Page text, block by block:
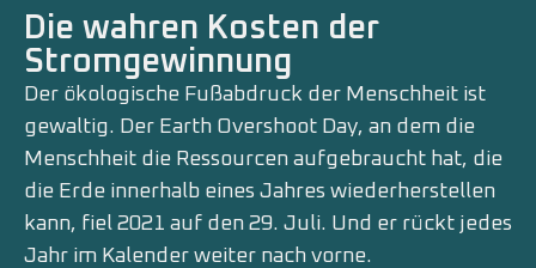
Die wahren Kosten der
Stromgewinnung
Der ökologische Fußabdruck der Menschheit ist
gewaltig. Der Earth Overshoot Day, an dem die
Menschheit die Ressourcen aufgebraucht hat, die
die Erde innerhalb eines Jahres wiederherstellen
kann, fiel 2021 auf den 29. Juli. Und er rückt jedes
Jahr im Kalender weiter nach vorne.